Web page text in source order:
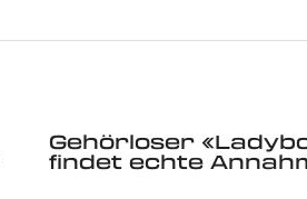
Gehörloser
findet echte